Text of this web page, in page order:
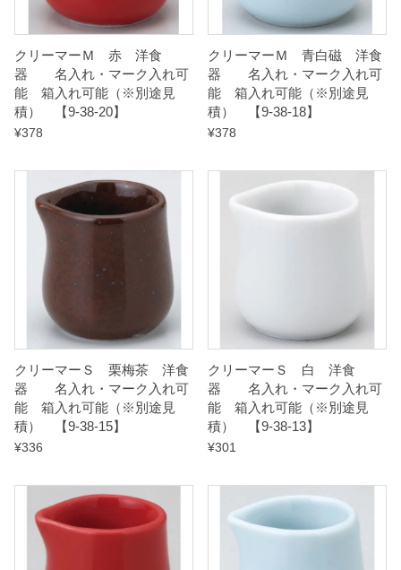
クリーマーＭ 赤 洋食
器 名入れ・マーク入れ可
能 箱入れ可能（※別途見
積） 【9-38-20】
¥378
クリーマーＭ 青白磁 洋食
器 名入れ・マーク入れ可
能 箱入れ可能（※別途見
積） 【9-38-18】
¥378
クリーマーＳ 栗梅茶 洋食
器 名入れ・マーク入れ可
能 箱入れ可能（※別途見
積） 【9-38-15】
¥336
クリーマーＳ 白 洋食
器 名入れ・マーク入れ可
能 箱入れ可能（※別途見
積） 【9-38-13】
¥301